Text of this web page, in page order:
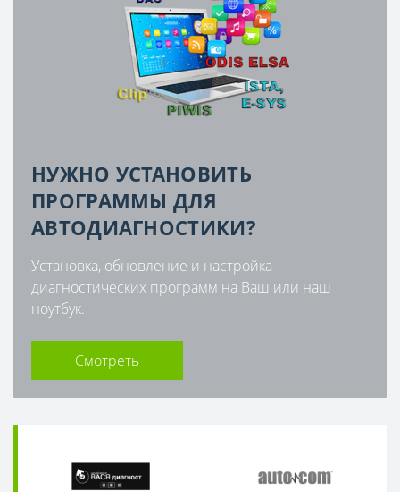
НУЖНО УСТАНОВИТЬ
ПРОГРАММЫ ДЛЯ
АВТОДИАГНОСТИКИ?
Установка, обновление и настройка
диагностических программ на Ваш или наш
ноутбук.
Смотреть